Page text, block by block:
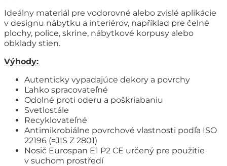
Ideálny materiál pre vodorovné alebo zvislé aplikácie
v designu nábytku a interiérov, například pre čelné
plochy, police, skrine, nábytkové korpusy alebo
obklady stien.
Výhody:
Autenticky vypadajúce dekory a povrchy
Ľahko spracovateľné
Odolné proti oderu a poškriabaniu
Svetlostále
Recyklovateľné
Antimikrobiálne povrchové vlastnosti podľa ISO
22196 (=JIS Z 2801)
Nosič Eurospan E1 P2 CE určený pre použitie
v suchom prostředí